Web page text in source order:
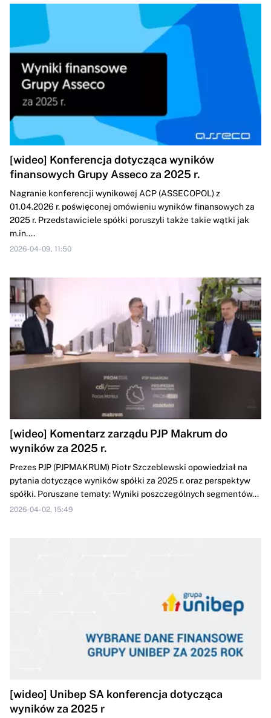
[wideo] Konferencja dotycząca wyników
finansowych Grupy Asseco za 2025 r.
Nagranie konferencji wynikowej ACP (ASSECOPOL) z
01.04.2026 r. poświęconej omówieniu wyników finansowych za
2025 r. Przedstawiciele spółki poruszyli także takie wątki jak
m.in....
2026-04-09, 11:50
[wideo] Komentarz zarządu PJP Makrum do
wyników za 2025 r.
Prezes PJP (PJPMAKRUM) Piotr Szczeblewski opowiedział na
pytania dotyczące wyników spółki za 2025 r. oraz perspektyw
spółki. Poruszane tematy: Wyniki poszczególnych segmentów...
2026-04-02, 15:49
[wideo] Unibep SA konferencja dotycząca
wyników za 2025 r